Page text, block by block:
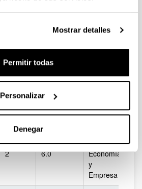
Mostrar detalles
Permitir todas
Personalizar
Denegar
de
Economía
y
Empresa
de
Empresa
2 6.0
de
Economía
y
Empresa